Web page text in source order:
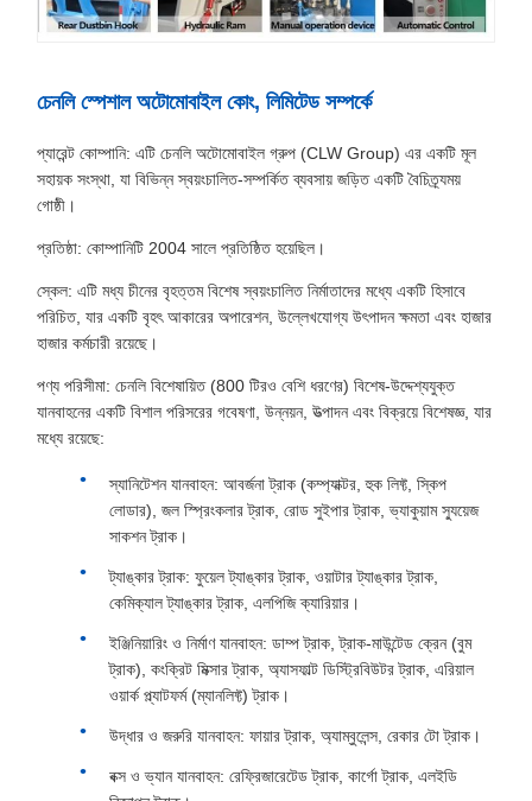
চেনলি স্পেশাল অটোমোবাইল কোং, লিমিটেড সম্পর্কে
প্যারেন্ট কোম্পানি: এটি চেনলি অটোমোবাইল গ্রুপ (CLW Group) এর একটি মূল
সহায়ক সংস্থা, যা বিভিন্ন স্বয়ংচালিত-সম্পর্কিত ব্যবসায় জড়িত একটি বৈচিত্র্যময়
গোষ্ঠী।
প্রতিষ্ঠা: কোম্পানিটি 2004 সালে প্রতিষ্ঠিত হয়েছিল।
স্কেল: এটি মধ্য চীনের বৃহত্তম বিশেষ স্বয়ংচালিত নির্মাতাদের মধ্যে একটি হিসাবে
পরিচিত, যার একটি বৃহৎ আকারের অপারেশন, উল্লেখযোগ্য উৎপাদন ক্ষমতা এবং হাজার
হাজার কর্মচারী রয়েছে।
পণ্য পরিসীমা: চেনলি বিশেষায়িত (800 টিরও বেশি ধরণের) বিশেষ-উদ্দেশ্যযুক্ত
যানবাহনের একটি বিশাল পরিসরের গবেষণা, উন্নয়ন, উত্পাদন এবং বিক্রয়ে বিশেষজ্ঞ, যার
মধ্যে রয়েছে:
স্যানিটেশন যানবাহন: আবর্জনা ট্রাক (কম্প্যাক্টর, হুক লিফ্ট, স্কিপ
লোডার), জল স্প্রিংকলার ট্রাক, রোড সুইপার ট্রাক, ভ্যাকুয়াম স্যুয়েজ
সাকশন ট্রাক।
ট্যাঙ্কার ট্রাক: ফুয়েল ট্যাঙ্কার ট্রাক, ওয়াটার ট্যাঙ্কার ট্রাক,
কেমিক্যাল ট্যাঙ্কার ট্রাক, এলপিজি ক্যারিয়ার।
ইঞ্জিনিয়ারিং ও নির্মাণ যানবাহন: ডাম্প ট্রাক, ট্রাক-মাউন্টেড ক্রেন (বুম
ট্রাক), কংক্রিট মিক্সার ট্রাক, অ্যাসফাল্ট ডিস্ট্রিবিউটর ট্রাক, এরিয়াল
ওয়ার্ক প্ল্যাটফর্ম (ম্যানলিফ্ট) ট্রাক।
উদ্ধার ও জরুরি যানবাহন: ফায়ার ট্রাক, অ্যাম্বুলেন্স, রেকার টো ট্রাক।
বক্স ও ভ্যান যানবাহন: রেফ্রিজারেটেড ট্রাক, কার্গো ট্রাক, এলইডি